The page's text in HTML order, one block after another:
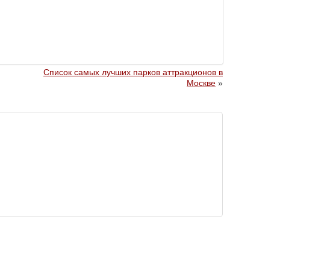
Список самых лучших парков аттракционов в
Москве »